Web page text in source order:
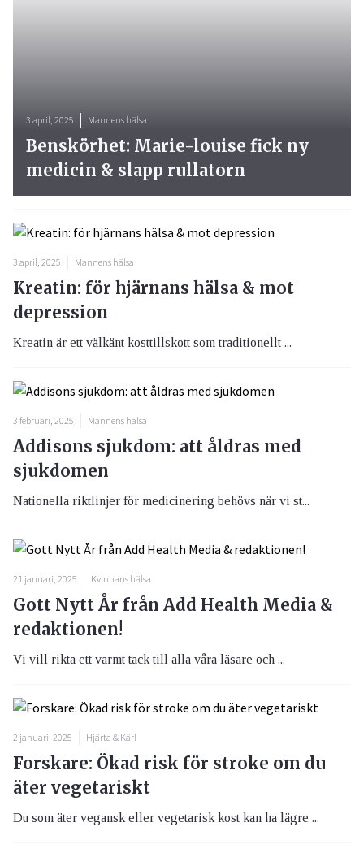
3 april, 2025 Mannens hälsa
Benskörhet: Marie-louise fick ny
medicin & slapp rullatorn
3 april, 2025 Mannens hälsa
Kreatin: för hjärnans hälsa & mot
depression
Kreatin är ett välkänt kosttillskott som traditionellt ...
3 februari, 2025 Mannens hälsa
Addisons sjukdom: att åldras med
sjukdomen
Nationella riktlinjer för medicinering behövs när vi st...
21 januari, 2025 Kvinnans hälsa
Gott Nytt År från Add Health Media &
redaktionen!
Vi vill rikta ett varmt tack till alla våra läsare och ...
2 januari, 2025 Hjärta & Kärl
Forskare: Ökad risk för stroke om du
äter vegetariskt
Du som äter vegansk eller vegetarisk kost kan ha lägre ...